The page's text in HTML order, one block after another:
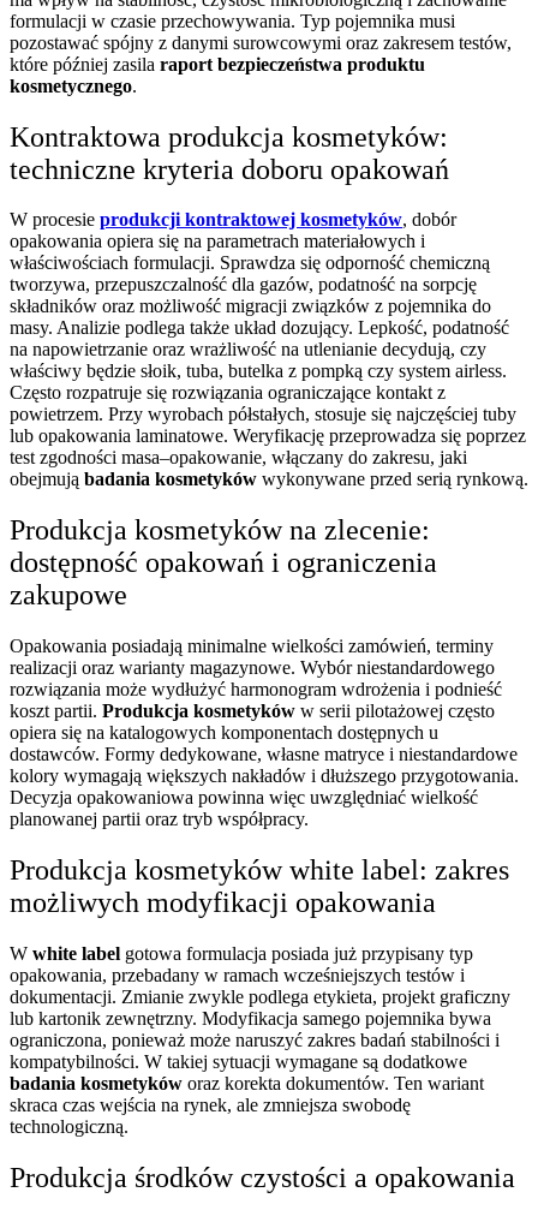
formulacji w czasie przechowywania. Typ pojemnika musi
pozostawać spójny z danymi surowcowymi oraz zakresem testów,
które później zasila raport bezpieczeństwa produktu
kosmetycznego.
Kontraktowa produkcja kosmetyków:
techniczne kryteria doboru opakowań
W procesie produkcji kontraktowej kosmetyków, dobór
opakowania opiera się na parametrach materiałowych i
właściwościach formulacji. Sprawdza się odporność chemiczną
tworzywa, przepuszczalność dla gazów, podatność na sorpcję
składników oraz możliwość migracji związków z pojemnika do
masy. Analizie podlega także układ dozujący. Lepkość, podatność
na napowietrzanie oraz wrażliwość na utlenianie decydują, czy
właściwy będzie słoik, tuba, butelka z pompką czy system airless.
Często rozpatruje się rozwiązania ograniczające kontakt z
powietrzem. Przy wyrobach półstałych, stosuje się najczęściej tuby
lub opakowania laminatowe. Weryfikację przeprowadza się poprzez
test zgodności masa–opakowanie, włączany do zakresu, jaki
obejmują badania kosmetyków wykonywane przed serią rynkową.
Produkcja kosmetyków na zlecenie:
dostępność opakowań i ograniczenia
zakupowe
Opakowania posiadają minimalne wielkości zamówień, terminy
realizacji oraz warianty magazynowe. Wybór niestandardowego
rozwiązania może wydłużyć harmonogram wdrożenia i podnieść
koszt partii. Produkcja kosmetyków w serii pilotażowej często
opiera się na katalogowych komponentach dostępnych u
dostawców. Formy dedykowane, własne matryce i niestandardowe
kolory wymagają większych nakładów i dłuższego przygotowania.
Decyzja opakowaniowa powinna więc uwzględniać wielkość
planowanej partii oraz tryb współpracy.
Produkcja kosmetyków white label: zakres
możliwych modyfikacji opakowania
W white label gotowa formulacja posiada już przypisany typ
opakowania, przebadany w ramach wcześniejszych testów i
dokumentacji. Zmianie zwykle podlega etykieta, projekt graficzny
lub kartonik zewnętrzny. Modyfikacja samego pojemnika bywa
ograniczona, ponieważ może naruszyć zakres badań stabilności i
kompatybilności. W takiej sytuacji wymagane są dodatkowe
badania kosmetyków oraz korekta dokumentów. Ten wariant
skraca czas wejścia na rynek, ale zmniejsza swobodę
technologiczną.
Produkcja środków czystości a opakowania